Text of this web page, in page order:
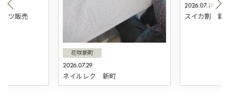
ーツ販売
2026.07.29
花咲新町
ネイルレク 新町
2026.07.19
スイカ割 新